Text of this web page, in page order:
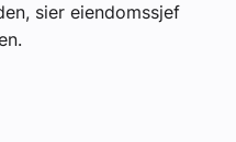
sier eiendomssjef